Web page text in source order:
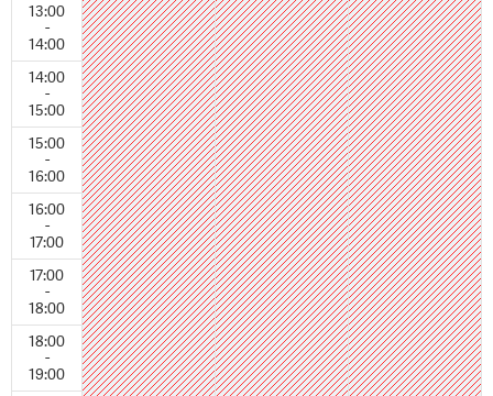
13:00
-
14:00
14:00
-
15:00
15:00
-
16:00
16:00
-
17:00
17:00
-
18:00
18:00
-
19:00